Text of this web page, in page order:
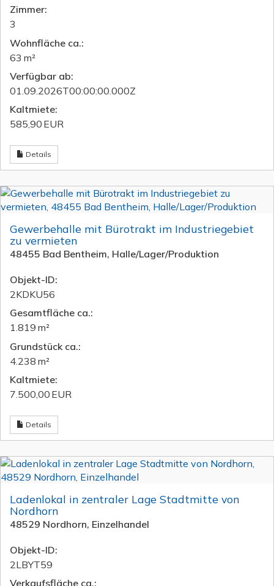
Zimmer:
3
Wohnfläche ca.:
63 m²
Verfügbar ab:
01.09.2026T00:00:00.000Z
Kaltmiete:
585,90 EUR
Details
Gewerbehalle mit Bürotrakt im Industriegebiet
zu vermieten
48455 Bad Bentheim, Halle/Lager/Produktion
Objekt-ID:
2KDKU56
Gesamtfläche ca.:
1.819 m²
Grund­stück ca.:
4.238 m²
Kaltmiete:
7.500,00 EUR
Details
Ladenlokal in zentraler Lage Stadtmitte von
Nordhorn
48529 Nordhorn, Einzelhandel
Objekt-ID:
2LBYT59
Verkaufsfläche ca.: